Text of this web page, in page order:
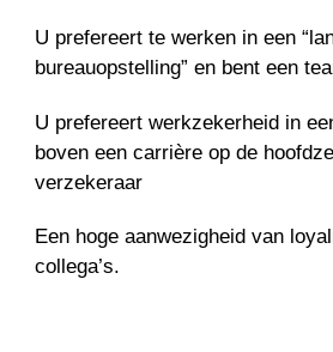
U prefereert te werken in een
bureauopstelling” en bent een
U prefereert werkzekerheid in
boven een carrière op de
verzekeraar
Een hoge aanwezigheid van
collega’s.